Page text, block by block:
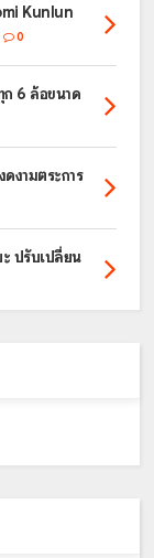
Kunlun
0
6 ล้อขนาด
งามตระการ
ปรับเปลี่ยน